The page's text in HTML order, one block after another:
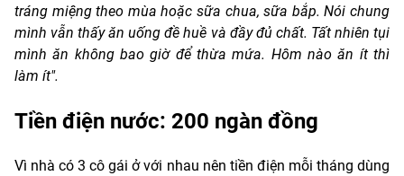
tráng miệng theo mùa hoặc sữa chua, sữa bắp. Nói chung
mình vẫn thấy ăn uống đề huề và đầy đủ chất. Tất nhiên tụi
mình ăn không bao giờ để thừa mứa. Hôm nào ăn ít thì
làm ít".
Tiền điện nước: 200 ngàn đồng
Vì nhà có 3 cô gái ở với nhau nên tiền điện mỗi tháng dùng